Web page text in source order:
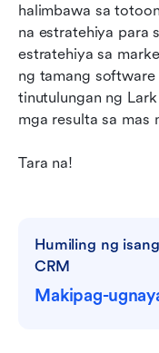
halimbawa sa
na estratehiya para
estratehiya sa
ng tamang
tinutulungan ng
mga resulta sa mas
Tara na!
Humiling ng
CRM
Makipag-